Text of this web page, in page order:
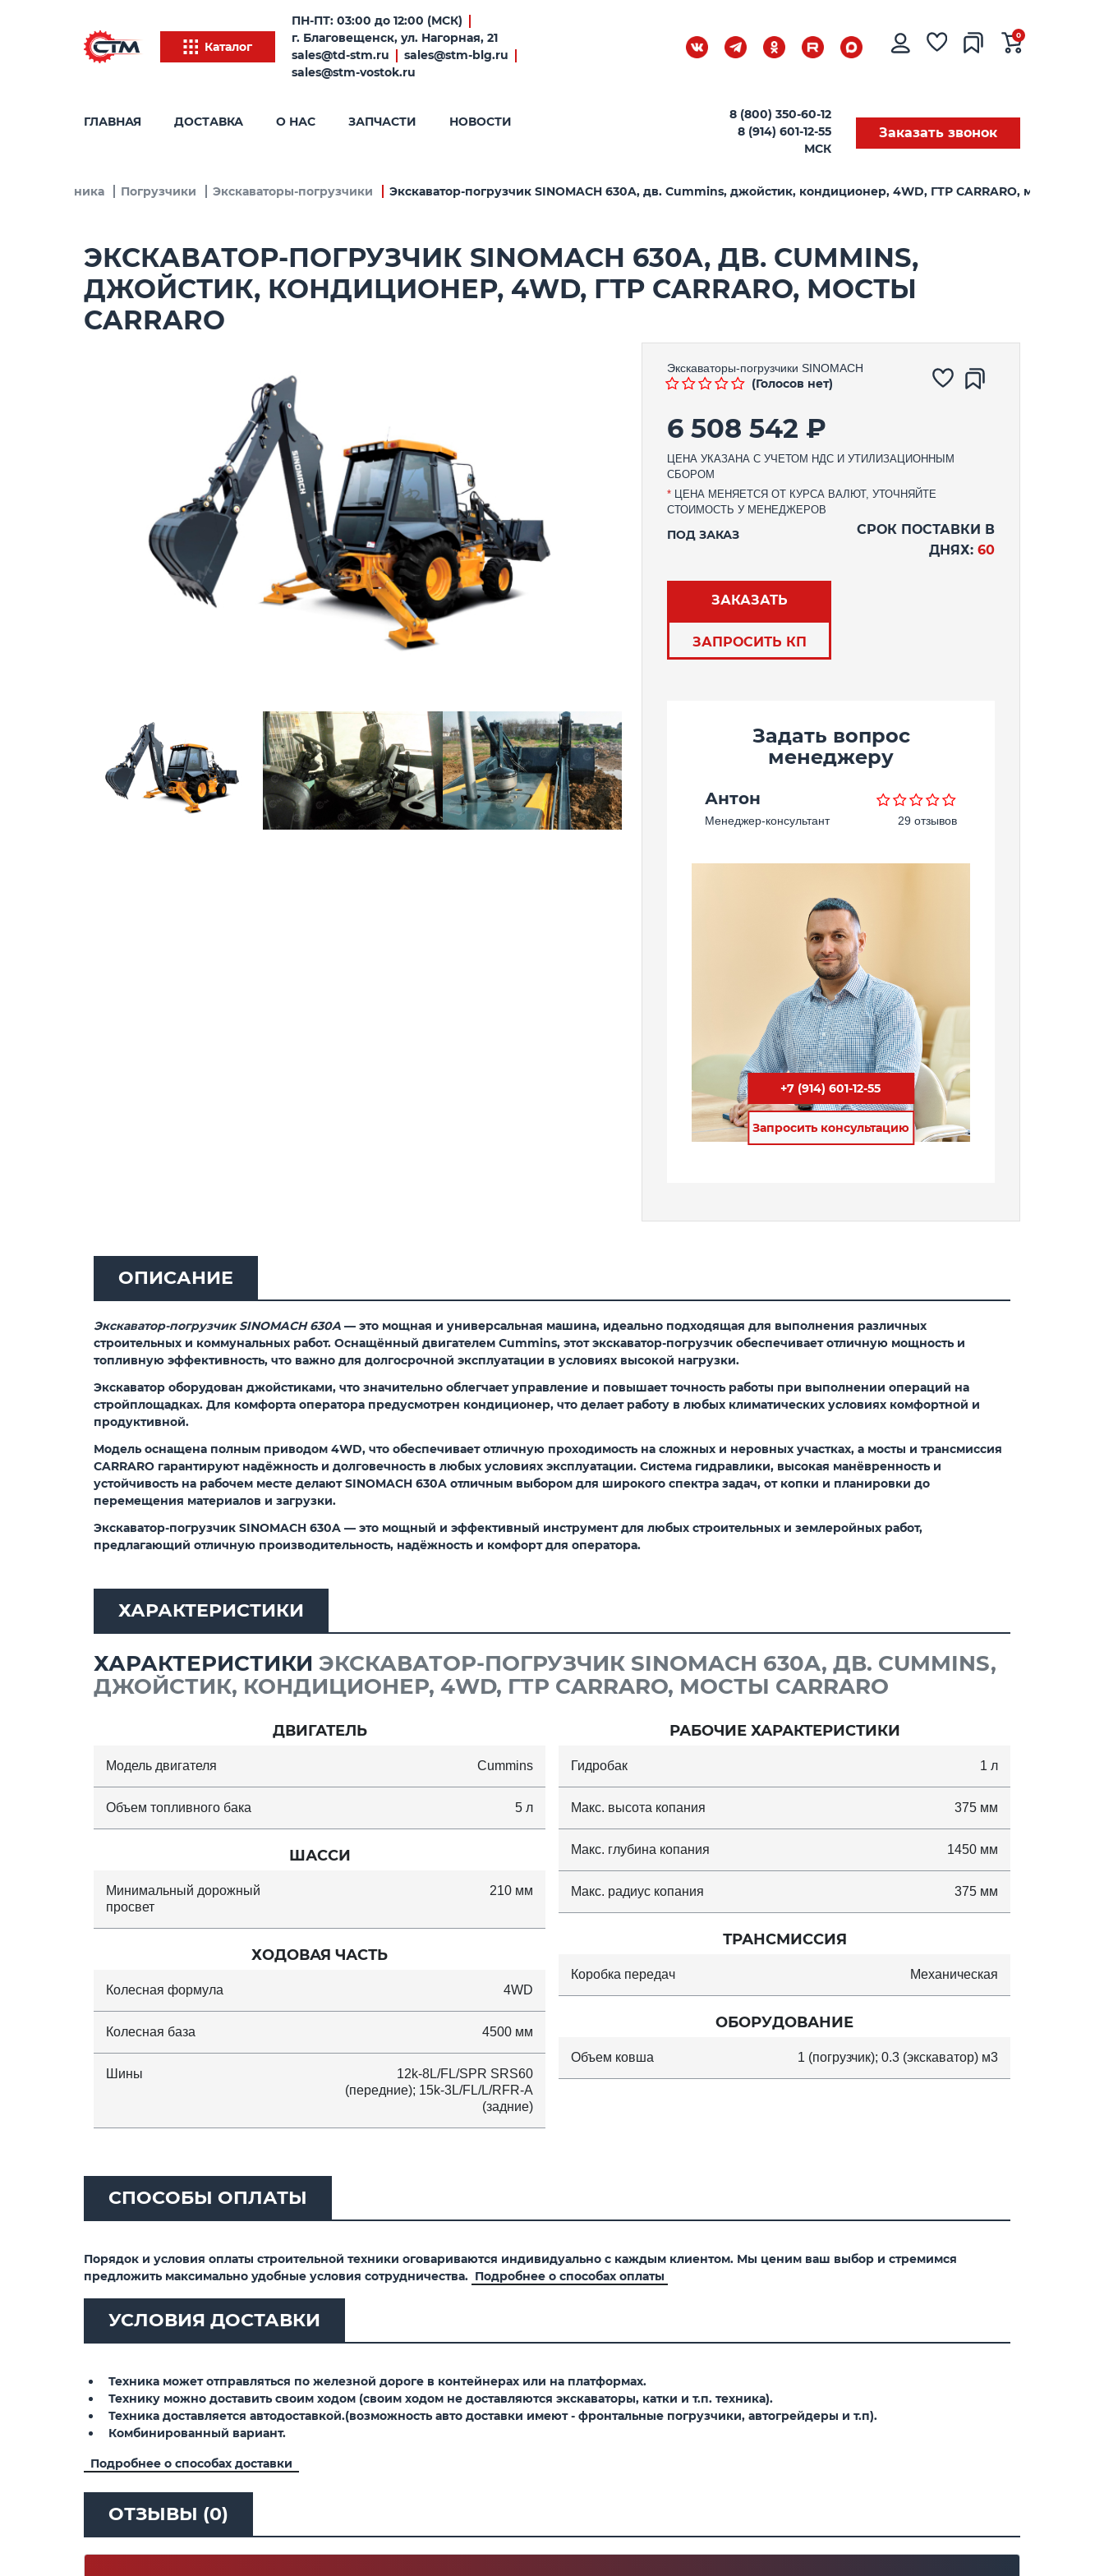
Каталог
ПН-ПТ: 03:00 до 12:00 (МСК)
г. Благовещенск, ул. Нагорная, 21
sales@td-stm.ru
sales@stm-blg.ru
sales@stm-vostok.ru
0
ГЛАВНАЯ ДОСТАВКА О НАС ЗАПЧАСТИ НОВОСТИ
8 (800) 350-60-12
8 (914) 601-12-55
МСК
Заказать звонок
техника Погрузчики Экскаваторы-погрузчики Экскаватор-погрузчик SINOMACH 630A, дв. Cummins, джойстик, кондиционер, 4WD, ГТР CARRARO, мосты
ЭКСКАВАТОР-ПОГРУЗЧИК SINOMACH 630A, ДВ. CUMMINS,
ДЖОЙСТИК, КОНДИЦИОНЕР, 4WD, ГТР CARRARO, МОСТЫ
CARRARO
Экскаваторы-погрузчики SINOMACH
(Голосов нет)
6 508 542 ₽
ЦЕНА УКАЗАНА С УЧЕТОМ НДС И УТИЛИЗАЦИОННЫМ
СБОРОМ
* ЦЕНА МЕНЯЕТСЯ ОТ КУРСА ВАЛЮТ, УТОЧНЯЙТЕ
СТОИМОСТЬ У МЕНЕДЖЕРОВ
ПОД ЗАКАЗ
СРОК ПОСТАВКИ В
ДНЯХ: 60
ЗАКАЗАТЬ
ЗАПРОСИТЬ КП
Задать вопрос
менеджеру
Антон
Менеджер-консультант 29 отзывов
+7 (914) 601-12-55
Запросить консультацию
ОПИСАНИЕ
Экскаватор-погрузчик SINOMACH 630A — это мощная и универсальная машина, идеально подходящая для выполнения различных
строительных и коммунальных работ. Оснащённый двигателем Cummins, этот экскаватор-погрузчик обеспечивает отличную мощность и
топливную эффективность, что важно для долгосрочной эксплуатации в условиях высокой нагрузки.
Экскаватор оборудован джойстиками, что значительно облегчает управление и повышает точность работы при выполнении операций на
стройплощадках. Для комфорта оператора предусмотрен кондиционер, что делает работу в любых климатических условиях комфортной и
продуктивной.
Модель оснащена полным приводом 4WD, что обеспечивает отличную проходимость на сложных и неровных участках, а мосты и трансмиссия
CARRARO гарантируют надёжность и долговечность в любых условиях эксплуатации. Система гидравлики, высокая манёвренность и
устойчивость на рабочем месте делают SINOMACH 630A отличным выбором для широкого спектра задач, от копки и планировки до
перемещения материалов и загрузки.
Экскаватор-погрузчик SINOMACH 630A — это мощный и эффективный инструмент для любых строительных и землеройных работ,
предлагающий отличную производительность, надёжность и комфорт для оператора.
ХАРАКТЕРИСТИКИ
ХАРАКТЕРИСТИКИ ЭКСКАВАТОР-ПОГРУЗЧИК SINOMACH 630A, ДВ. CUMMINS,
ДЖОЙСТИК, КОНДИЦИОНЕР, 4WD, ГТР CARRARO, МОСТЫ CARRARO
ДВИГАТЕЛЬ
Модель двигателя Cummins
Объем топливного бака 5 л
ШАССИ
Минимальный дорожный
просвет
210 мм
ХОДОВАЯ ЧАСТЬ
Колесная формула 4WD
Колесная база 4500 мм
Шины
12k-8L/FL/SPR SRS60
(передние); 15k-3L/FL/L/RFR-A
(задние)
РАБОЧИЕ ХАРАКТЕРИСТИКИ
Гидробак 1 л
Макс. высота копания 375 мм
Макс. глубина копания 1450 мм
Макс. радиус копания 375 мм
ТРАНСМИССИЯ
Коробка передач Механическая
ОБОРУДОВАНИЕ
Объем ковша 1 (погрузчик); 0.3 (экскаватор) м3
СПОСОБЫ ОПЛАТЫ
Порядок и условия оплаты строительной техники оговариваются индивидуально с каждым клиентом. Мы ценим ваш выбор и стремимся
предложить максимально удобные условия сотрудничества. Подробнее о способах оплаты
УСЛОВИЯ ДОСТАВКИ
Техника может отправляться по железной дороге в контейнерах или на платформах.
Технику можно доставить своим ходом (своим ходом не доставляются экскаваторы, катки и т.п. техника).
Техника доставляется автодоставкой.(возможность авто доставки имеют - фронтальные погрузчики, автогрейдеры и т.п).
Комбинированный вариант.
Подробнее о способах доставки
ОТЗЫВЫ (0)